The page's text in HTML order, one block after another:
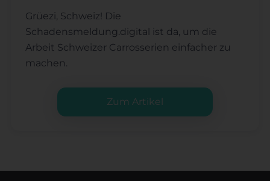
Grüezi, Schweiz! Die
Schadensmeldung.digital ist da, um die
Arbeit Schweizer Carrosserien einfacher zu
machen.
Zum Artikel